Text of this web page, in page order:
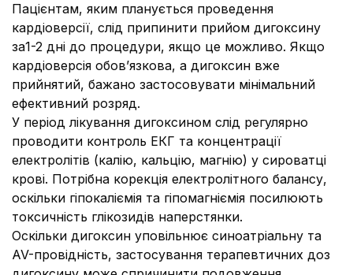
Пацієнтам, яким планується проведення
кардіоверсії, слід припинити прийом дигоксину
за1-2 дні до процедури, якщо це можливо. Якщо
кардіоверсія обов’язкова, а дигоксин вже
прийнятий, бажано застосовувати мінімальний
ефективний розряд.
У період лікування дигоксином слід регулярно
проводити контроль ЕКГ та концентрації
електролітів (калію, кальцію, магнію) у сироватці
крові. Потрібна корекція електролітного балансу,
оскільки гіпокаліємія та гіпомагніємія посилюють
токсичність глікозидів наперстянки.
Оскільки дигоксин уповільнює синоатріальну та
AV-провідність, застосування терапевтичних доз